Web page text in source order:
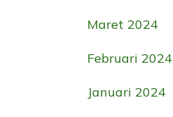
Maret 2024
Februari 2024
Januari 2024